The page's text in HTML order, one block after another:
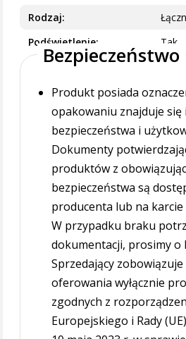
Rodzaj
Podświetlenie
Tak
Bezpieczeństwo
Produkt posiada
opakowaniu znajduje się
bezpieczeństwa i
Dokumenty
produktów z
bezpieczeństwa są
producenta lub na
W przypadku braku
dokumentacji, prosimy o
Sprzedający zobowiązuje
oferowania wyłącznie
zgodnych z
Europejskiego i Rady